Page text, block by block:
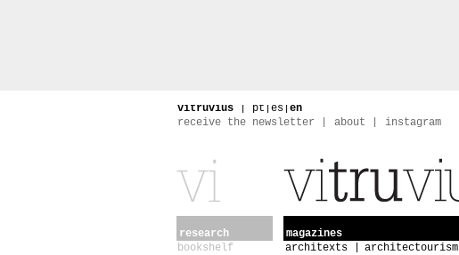
vitruvius | pt | es | en
receive the newsletter
about instagram
research
bookshelf
magazines
architexts
architectourism